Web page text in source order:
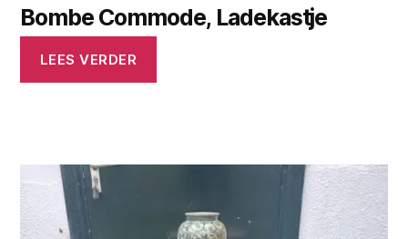
Bombe Commode, Ladekastje
LEES VERDER